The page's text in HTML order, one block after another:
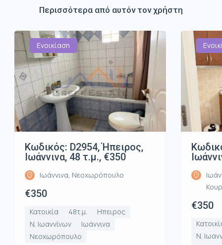
Περισσότερα από αυτόν τον χρήστη
Ενοικίαση
Κωδικός: D2954, Ήπειρος,
Ιωάννινα, 48 τ.μ., €350
Ιωάννινα, Νεοχωρόπουλο
€350
Κατοικία 48τ.μ.
Ηπειρος
Ν. Ιωαννίνων
Ιωάννινα
Νεοχωρόπουλο
€350
Ν.